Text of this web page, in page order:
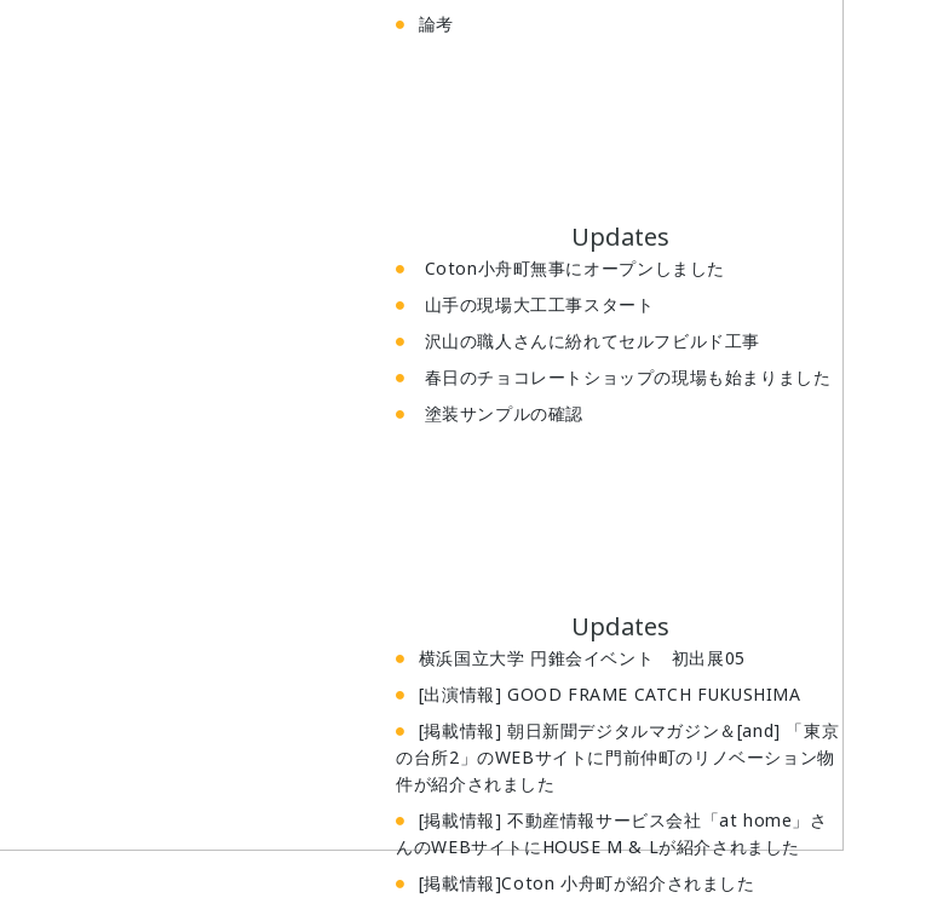
論考
Updates
Coton小舟町無事にオープンしました
山手の現場大工工事スタート
沢山の職人さんに紛れてセルフビルド工事
春日のチョコレートショップの現場も始まりました
塗装サンプルの確認
Updates
横浜国立大学 円錐会イベント 初出展05
[出演情報] GOOD FRAME CATCH FUKUSHIMA
[掲載情報] 朝日新聞デジタルマガジン＆[and] 「東京
の台所2」のWEBサイトに門前仲町のリノベーション物
件が紹介されました
[掲載情報] 不動産情報サービス会社「at home」さ
んのWEBサイトにHOUSE M & Lが紹介されました
[掲載情報]Coton 小舟町が紹介されました